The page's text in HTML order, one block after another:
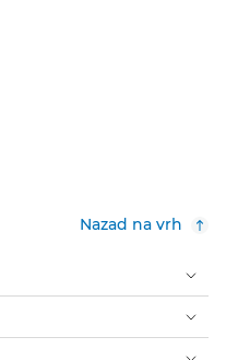
Nazad na vrh